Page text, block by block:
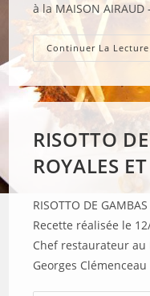
à la MAISON
Continuer La Lecture
RISOTTO
ROYALES
RISOTTO DE
Recette réalisée le
Chef restaurateur au
Georges